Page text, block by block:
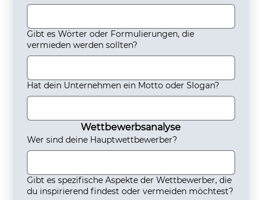
Gibt es Wörter oder Formulierungen, die
vermieden werden sollten?
Hat dein Unternehmen ein Motto oder Slogan?
Wettbewerbsanalyse
Wer sind deine Hauptwettbewerber?
Gibt es spezifische Aspekte der Wettbewerber, die
du inspirierend findest oder vermeiden möchtest?